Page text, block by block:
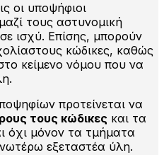
οι υποψήφιοι
τους αστυνομική
ισχύ. Επίσης, μπορούν
κώδικες, καθώς
κείμενο νόμου που να
προτείνεται να
τους κώδικες και τα
όχι μόνον τα τμήματα
εξεταστέα ύλη.